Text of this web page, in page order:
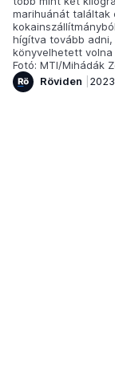
marihuánát találtak
hígítva tovább adni,
könyvelhetett volna
Fotó: MTI/Mihádák
Röviden